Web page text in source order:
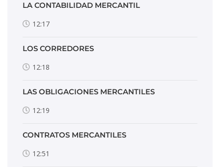
LA CONTABILIDAD MERCANTIL
12:17
LOS CORREDORES
12:18
LAS OBLIGACIONES MERCANTILES
12:19
CONTRATOS MERCANTILES
12:51